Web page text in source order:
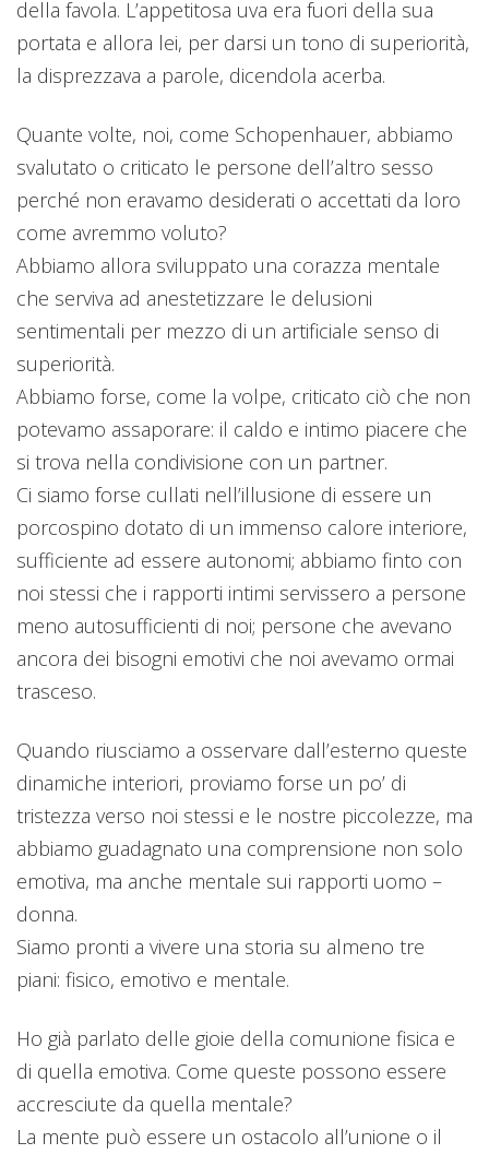
della favola. L’appetitosa uva era fuori della sua
portata e allora lei, per darsi un tono di superiorità,
la disprezzava a parole, dicendola acerba.
Quante volte, noi, come Schopenhauer, abbiamo
svalutato o criticato le persone dell’altro sesso
perché non eravamo desiderati o accettati da loro
come avremmo voluto?
Abbiamo allora sviluppato una corazza mentale
che serviva ad anestetizzare le delusioni
sentimentali per mezzo di un artificiale senso di
superiorità.
Abbiamo forse, come la volpe, criticato ciò che non
potevamo assaporare: il caldo e intimo piacere che
si trova nella condivisione con un partner.
Ci siamo forse cullati nell’illusione di essere un
porcospino dotato di un immenso calore interiore,
sufficiente ad essere autonomi; abbiamo finto con
noi stessi che i rapporti intimi servissero a persone
meno autosufficienti di noi; persone che avevano
ancora dei bisogni emotivi che noi avevamo ormai
trasceso.
Quando riusciamo a osservare dall’esterno queste
dinamiche interiori, proviamo forse un po’ di
tristezza verso noi stessi e le nostre piccolezze, ma
abbiamo guadagnato una comprensione non solo
emotiva, ma anche mentale sui rapporti uomo –
donna.
Siamo pronti a vivere una storia su almeno tre
piani: fisico, emotivo e mentale.
Ho già parlato delle gioie della comunione fisica e
di quella emotiva. Come queste possono essere
accresciute da quella mentale?
La mente può essere un ostacolo all’unione o il